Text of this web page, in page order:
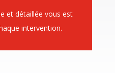
et détaillée vous est
intervention.